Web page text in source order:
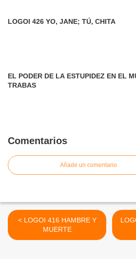
LOGOI 426 YO, JANE; TÚ, CHITA
EL PODER DE LA ESTUPIDEZ EN EL
TRABAS
Comentarios
Añade un comentario
< LOGOI 416 HAMBRE Y
MUERTE